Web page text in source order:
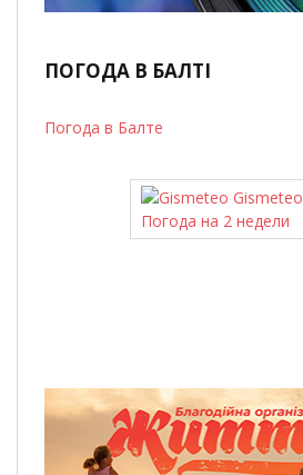
ПОГОДА В БАЛТІ
Погода в Балте
Gismeteo
Погода на 2 недели